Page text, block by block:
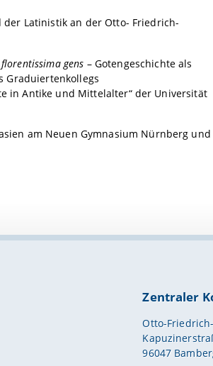
Latinistik an der Otto- Friedrich-
gens – Gotengeschichte als
Graduiertenkollegs
in Antike und Mittelalter“ der Universität
am Neuen Gymnasium Nürnberg und
Zentraler
Otto-
96047